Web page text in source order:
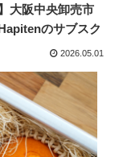
大阪中央卸売市
のサブスク
2026.05.01